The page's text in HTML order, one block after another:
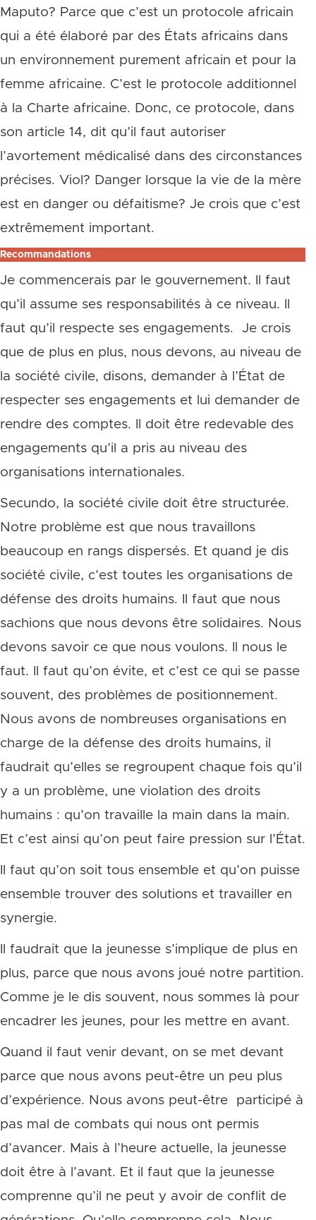
Maputo? Parce que c’est un protocole africain
qui a été élaboré par des États africains dans
un environnement purement africain et pour la
femme africaine. C’est le protocole additionnel
à la Charte africaine. Donc, ce protocole, dans
son article 14, dit qu’il faut autoriser
l’avortement médicalisé dans des circonstances
précises. Viol? Danger lorsque la vie de la mère
est en danger ou défaitisme? Je crois que c’est
extrêmement important.
Recommandations
Je commencerais par le gouvernement. Il faut
qu’il assume ses responsabilités à ce niveau. Il
faut qu’il respecte ses engagements. Je crois
que de plus en plus, nous devons, au niveau de
la société civile, disons, demander à l’État de
respecter ses engagements et lui demander de
rendre des comptes. Il doit être redevable des
engagements qu’il a pris au niveau des
organisations internationales.
Secundo, la société civile doit être structurée.
Notre problème est que nous travaillons
beaucoup en rangs dispersés. Et quand je dis
société civile, c’est toutes les organisations de
défense des droits humains. Il faut que nous
sachions que nous devons être solidaires. Nous
devons savoir ce que nous voulons. Il nous le
faut. Il faut qu’on évite, et c’est ce qui se passe
souvent, des problèmes de positionnement.
Nous avons de nombreuses organisations en
charge de la défense des droits humains, il
faudrait qu’elles se regroupent chaque fois qu’il
y a un problème, une violation des droits
humains : qu’on travaille la main dans la main.
Et c’est ainsi qu’on peut faire pression sur l’État.
Il faut qu’on soit tous ensemble et qu’on puisse
ensemble trouver des solutions et travailler en
synergie.
Il faudrait que la jeunesse s’implique de plus en
plus, parce que nous avons joué notre partition.
Comme je le dis souvent, nous sommes là pour
encadrer les jeunes, pour les mettre en avant.
Quand il faut venir devant, on se met devant
parce que nous avons peut-être un peu plus
d’expérience. Nous avons peut-être participé à
pas mal de combats qui nous ont permis
d’avancer. Mais à l’heure actuelle, la jeunesse
doit être à l’avant. Et il faut que la jeunesse
comprenne qu’il ne peut y avoir de conflit de